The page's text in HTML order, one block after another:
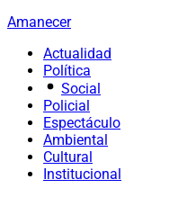
Amanecer
Actualidad
Política
Social
Policial
Espectáculo
Ambiental
Cultural
Institucional